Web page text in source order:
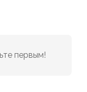
первым!